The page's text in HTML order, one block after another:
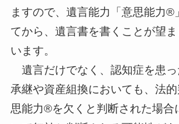
ますので、遺言能力「意思能力®
てから、遺言書を書くことが望
います。
遺言だけでなく、認知症を患っ
承継や資産組換においても、法
思能力®を欠くと判断された場合